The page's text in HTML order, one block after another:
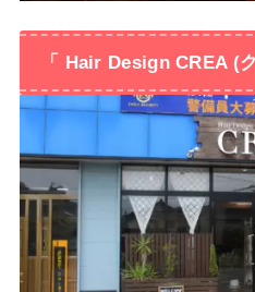
「 Hair Design CREA (